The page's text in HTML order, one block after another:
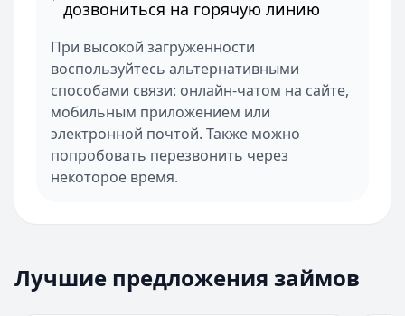
дозвониться на горячую линию
При высокой загруженности
воспользуйтесь альтернативными
способами связи: онлайн-чатом на сайте,
мобильным приложением или
электронной почтой. Также можно
попробовать перезвонить через
некоторое время.
Лучшие предложения займов